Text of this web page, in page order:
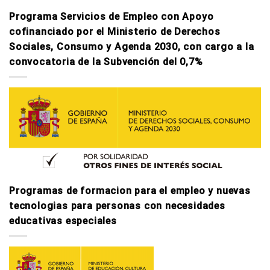
Programa Servicios de Empleo con Apoyo
cofinanciado por el Ministerio de Derechos
Sociales, Consumo y Agenda 2030, con cargo a la
convocatoria de la Subvención del 0,7%
Programas de formacion para el empleo y nuevas
tecnologi­as para personas con necesidades
educativas especiales